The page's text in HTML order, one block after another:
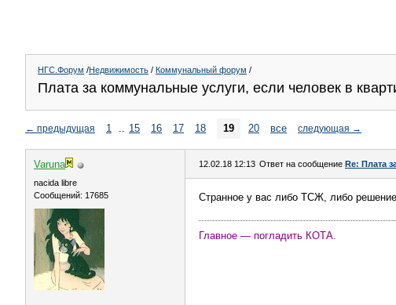
НГС.Форум /Недвижимость / Коммунальный форум /
Плата за коммунальные услуги, если человек в
← предыдущая 1 .. 15 16 17 18 19 20 все следующая →
Varuna
nacida libre
Сообщений: 17685
12.02.18 12:13 Ответ на сообщение Re: Плата
Странное у вас либо ТСЖ, либо
Главное — погладить КОТА.